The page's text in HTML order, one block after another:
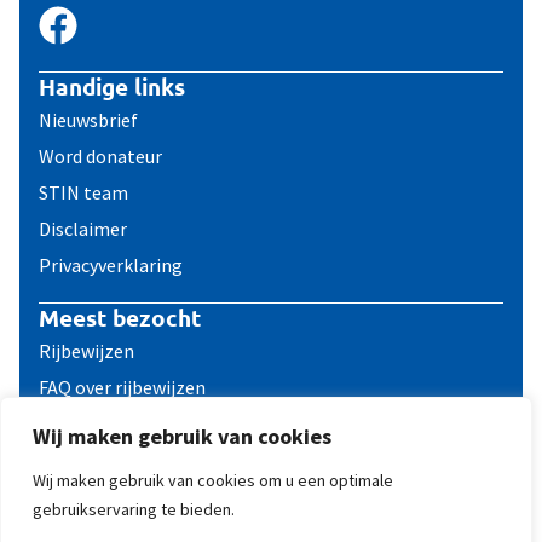
Wij maken gebruik van cookies
Wij maken gebruik van cookies om u een optimale
gebruikservaring te bieden.
Handige links
Nieuwsbrief
Word donateur
STIN team
Disclaimer
Privacyverklaring
Meest bezocht
Rijbewijzen
FAQ over rijbewijzen
Reizen met een ICD
© 2011 - 2026 STIN, Stichting ICD dragers Nederland